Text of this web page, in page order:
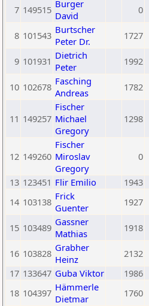
7 149515 Burger
David
0
8 101543 Burtscher
Peter Dr.
1727
9 101931 Dietrich
Peter
1992
10 102678 Fasching
Andreas
1782
11 149257
Fischer
Michael
Gregory
1298
12 149260
Fischer
Miroslav
Gregory
0
13 123451 Flir Emilio 1943
14 103138 Frick
Guenter
1927
15 103489 Gassner
Mathias
1918
16 103828 Grabher
Heinz
2132
17 133647 Guba Viktor 1986
18 104397 Hämmerle
Dietmar
1760